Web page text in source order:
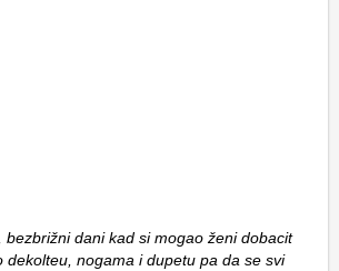
bezbrižni dani kad si mogao ženi dobacit
dekolteu, nogama i dupetu pa da se svi